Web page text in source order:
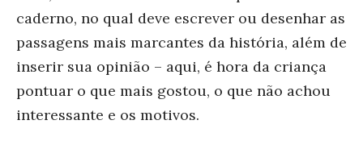
caderno, no qual deve escrever ou desenhar as
passagens mais marcantes da história, além de
inserir sua opinião – aqui, é hora da criança
pontuar o que mais gostou, o que não achou
interessante e os motivos.